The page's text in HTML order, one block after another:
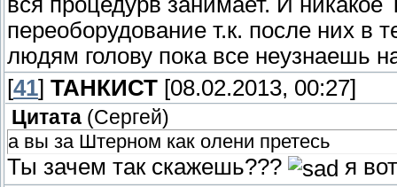
переоборудование т.к. после них в
людям голову пока все неузнаешь
[41] ТАНКИСТ [08.02.2013, 00:27]
Цитата (Сергей)
а вы за Штерном как олени претесь
Ты зачем так скажешь???
я